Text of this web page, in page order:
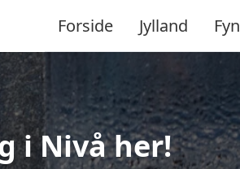
Forside Jylland Fyn
i Nivå her!